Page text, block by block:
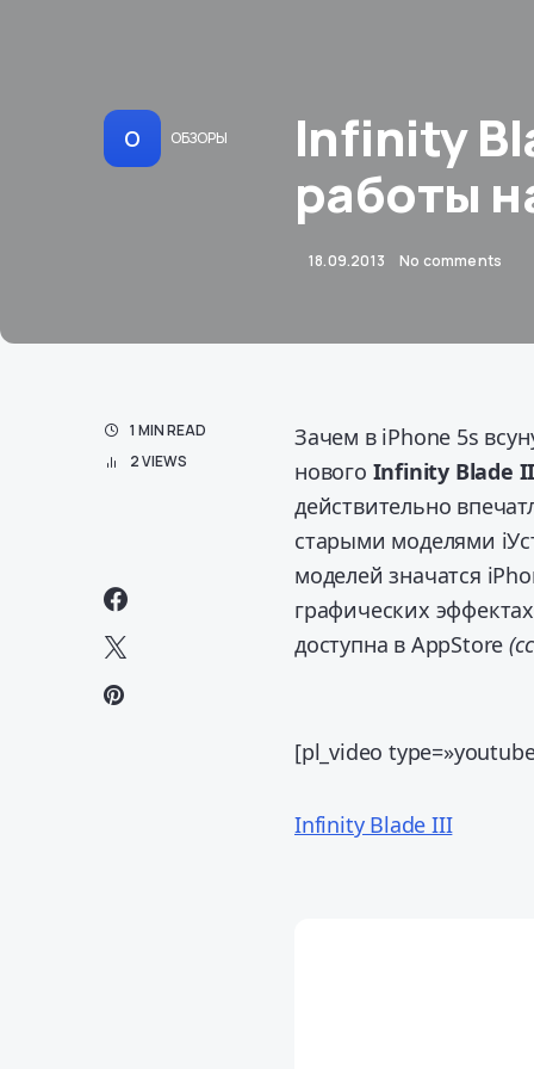
О ОБЗОРЫ
Infinity
работы
18.09.2013 No comments
1 MIN READ
2 VIEWS
Зачем в iPhone 5s
нового Infinity Blade
действительно
старыми моделями
моделей значатся
графических
доступна в AppStore
[pl_video
Infinity Blade III